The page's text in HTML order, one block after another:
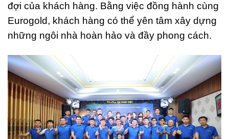
đợi của khách hàng. Bằng việc đồng hành cùng
Eurogold, khách hàng có thể yên tâm xây dựng
những ngôi nhà hoàn hảo và đầy phong cách.